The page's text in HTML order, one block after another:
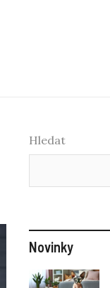
Hledat
Novinky